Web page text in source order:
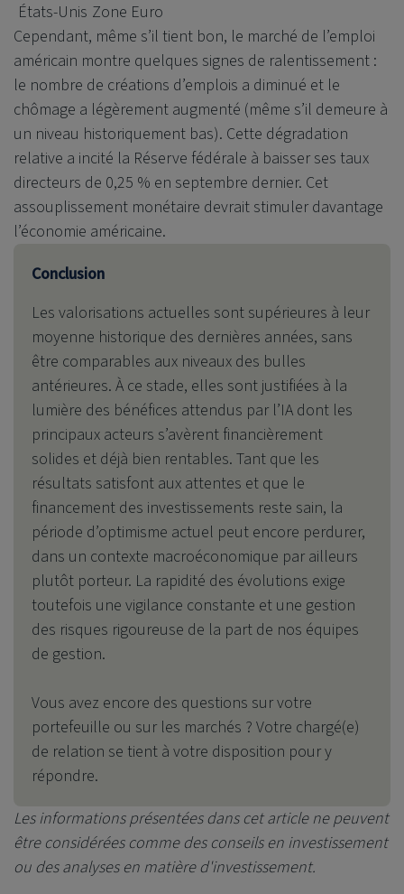
États-Unis Zone Euro
Cependant, même s’il tient bon, le marché de l’emploi
américain montre quelques signes de ralentissement :
le nombre de créations d’emplois a diminué et le
chômage a légèrement augmenté (même s’il demeure à
un niveau historiquement bas). Cette dégradation
relative a incité la Réserve fédérale à baisser ses taux
directeurs de 0,25 % en septembre dernier. Cet
assouplissement monétaire devrait stimuler davantage
l’économie américaine.
Conclusion
Les valorisations actuelles sont supérieures à leur
moyenne historique des dernières années, sans
être comparables aux niveaux des bulles
antérieures. À ce stade, elles sont justifiées à la
lumière des bénéfices attendus par l’IA dont les
principaux acteurs s’avèrent financièrement
solides et déjà bien rentables. Tant que les
résultats satisfont aux attentes et que le
financement des investissements reste sain, la
période d’optimisme actuel peut encore perdurer,
dans un contexte macroéconomique par ailleurs
plutôt porteur. La rapidité des évolutions exige
toutefois une vigilance constante et une gestion
des risques rigoureuse de la part de nos équipes
de gestion.
Vous avez encore des questions sur votre
portefeuille ou sur les marchés ? Votre chargé(e)
de relation se tient à votre disposition pour y
répondre.
Les informations présentées dans cet article ne peuvent
être considérées comme des conseils en investissement
ou des analyses en matière d'investissement.